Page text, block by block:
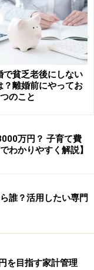
で貧乏老後にしない
？離婚前にやってお
のこと
万円？ 子育て費
わかりやすく解説】
誰？活用したい専門
を目指す家計管理